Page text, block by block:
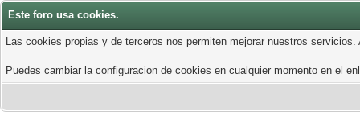
Este foro usa cookies.
Las cookies propias y de terceros nos permiten mejorar nuestros
Puedes cambiar la configuracion de cookies en cualquier momento en el